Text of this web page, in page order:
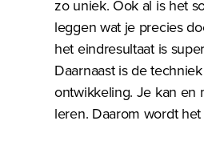
zo uniek. Ook al is het
leggen wat je precies
het eindresultaat is
Daarnaast is de
ontwikkeling. Je kan en
leren. Daarom wordt